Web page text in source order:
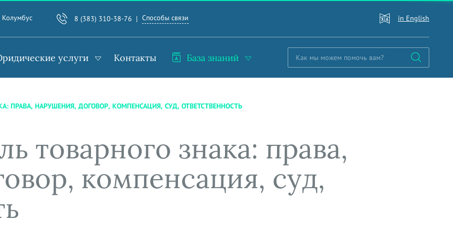
Колумбус 8 (383) 310-38-76 Способы связи in English
услуги Контакты База знаний
ПРАВА, НАРУШЕНИЯ, ДОГОВОР, КОМПЕНСАЦИЯ, СУД, ОТВЕТСТВЕННОСТЬ
товарного знака: права,
компенсация, суд,